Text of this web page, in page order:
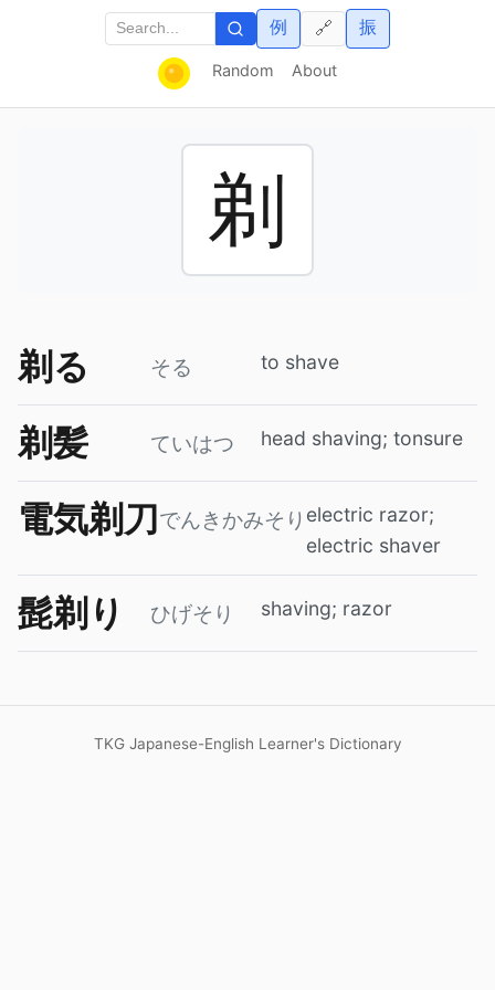
Random About
例 振
🔗
剃
剃る そる to shave
剃髪 ていはつ head shaving; tonsure
電気剃刀でんきかみそり electric razor;
electric shaver
髭剃り ひげそり shaving; razor
TKG Japanese-English Learner's Dictionary